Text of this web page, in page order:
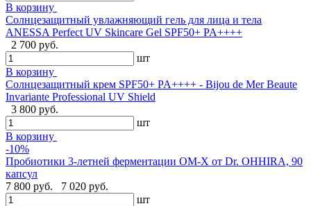
В корзину
Солнцезащитный увлажняющий гель для лица и тела
ANESSA Perfect UV Skincare Gel SPF50+ PA++++
2 700 руб.
шт
В корзину
Cолнцезащитный крем SPF50+ PA++++ - Bijou de Mer Beaute
Invariante Professional UV Shield
3 800 руб.
шт
В корзину
-10%
Пробиотики 3-летней ферментации OM-X от Dr. OHHIRA, 90
капсул
7 800 руб.
7 020 руб.
шт